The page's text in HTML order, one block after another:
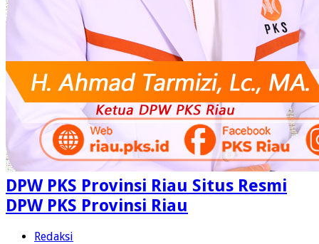
DPW PKS Provinsi Riau Situs Resmi
DPW PKS Provinsi Riau
Redaksi